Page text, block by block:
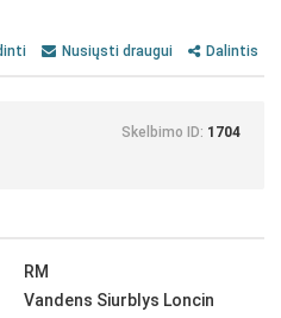
Nusiųsti draugui Dalintis
Skelbimo ID: 1704
RM
Vandens Siurblys Loncin